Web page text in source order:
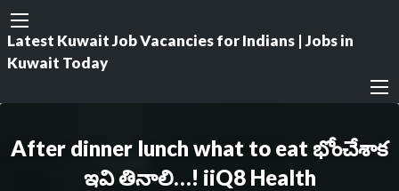
Latest Kuwait Job Vacancies for Indians | Jobs in
Kuwait Today
After dinner lunch what to eat భోంచేశాక
ఇవి తినాలి…! iiQ8 Health